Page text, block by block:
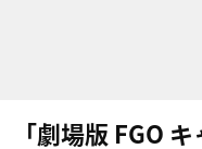
「劇場版 FGO